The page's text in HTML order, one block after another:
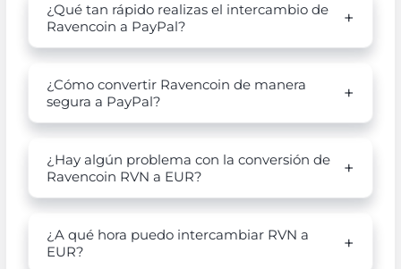
¿Qué tan rápido realizas el intercambio de
Ravencoin a PayPal?
¿Cómo convertir Ravencoin de manera
segura a PayPal?
¿Hay algún problema con la conversión de
Ravencoin RVN a EUR?
¿A qué hora puedo intercambiar RVN a
EUR?